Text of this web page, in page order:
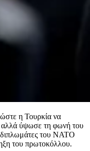
η Τουρκία να
αλλά ύψωσε τη φωνή του
διπλωμάτες του ΝΑΤΟ
του πρωτοκόλλου.